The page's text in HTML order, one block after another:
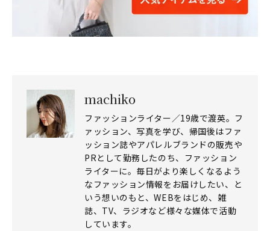
machiko
ファッションライター／19歳で渡英。フ
ァッション、写真を学び、帰国後はファ
ッション誌やアパレルブランドの販売や
PRとして勤務したのち、ファッション
ライターに。毎日がより楽しくなるよう
なファッション情報をお届けしたい、と
いう想いのもと、WEBをはじめ、雑
誌、TV、ラジオなど様々な媒体で活動
しています。